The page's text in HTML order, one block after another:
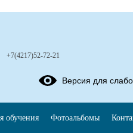
+7(4217)52-72-21
Версия для
обучения Фотоальбомы